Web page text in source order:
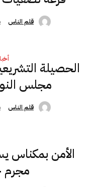
قلم الناس
الحصيلة
مجلس النواب
قلم الناس
الأمن بمكناس
مجرم